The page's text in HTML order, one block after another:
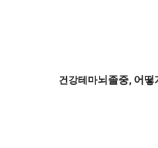
건강테마뇌졸중, 어떻